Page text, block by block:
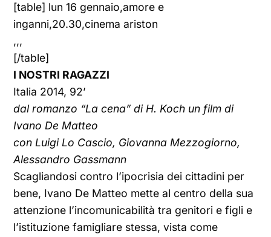
[table] lun 16 gennaio,amore e
inganni,20.30,cinema ariston
,,,
[/table]
I NOSTRI RAGAZZI
Italia 2014, 92’
dal romanzo “La cena” di H. Koch un film di
Ivano De Matteo
con Luigi Lo Cascio, Giovanna Mezzogiorno,
Alessandro Gassmann
Scagliandosi contro l’ipocrisia dei cittadini per
bene, Ivano De Matteo mette al centro della sua
attenzione l’incomunicabilità tra genitori e figli e
l’istituzione famigliare stessa, vista come